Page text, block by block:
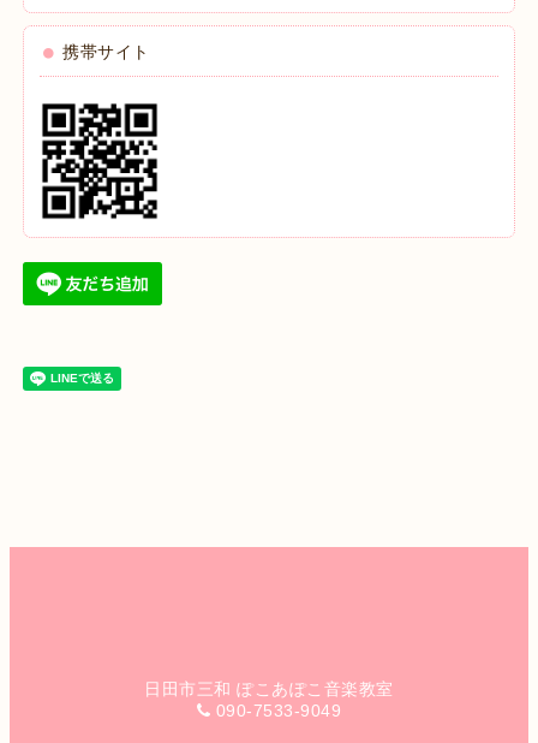
携帯サイト
日田市三和 ぽこあぽこ音楽教室
090-7533-9049